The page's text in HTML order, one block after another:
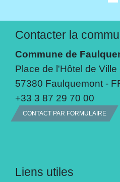
Contacter la
Commune de
Place de l'Hôtel de Ville
57380 Faulquemont -
+33 3 87 29 70 00
CONTACT PAR FORMULAIRE
Liens utiles